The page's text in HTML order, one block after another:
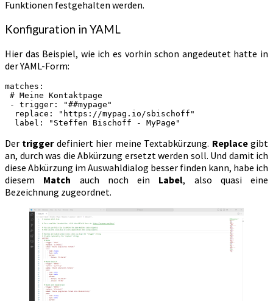
Funktionen festgehalten werden.
Konfiguration in YAML
Hier das Beispiel, wie ich es vorhin schon angedeutet hatte in
der YAML-Form:
matches:
# Meine Kontaktpage
- trigger: "##mypage"
  replace: "https://mypag.io/sbischoff"
  label: "Steffen Bischoff - MyPage"
Der triggerdefiniert hier meine Textabkürzung. Replacegibt
an, durch was die Abkürzung ersetzt werden soll. Und damit ich
diese Abkürzung im Auswahldialog besser finden kann, habe ich
diesem Match auch noch ein Label, also quasi eine
Bezeichnung zugeordnet.